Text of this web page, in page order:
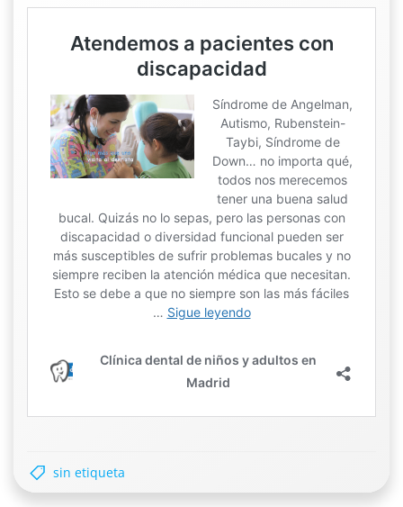
sin etiqueta